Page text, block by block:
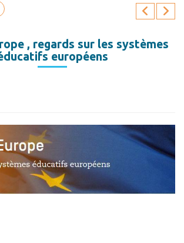
, regards sur les systèmes
européens